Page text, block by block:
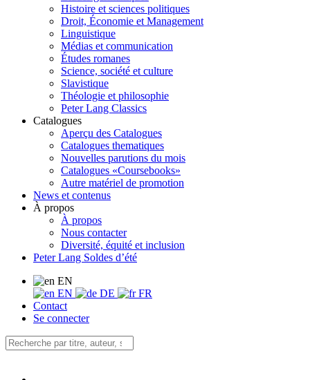
Histoire et sciences politiques
Droit, Économie et Management
Linguistique
Médias et communication
Études romanes
Science, société et culture
Slavistique
Théologie et philosophie
Peter Lang Classics
Catalogues
Aperçu des Catalogues
Catalogues thematiques
Nouvelles parutions du mois
Catalogues «Coursebooks»
Autre matériel de promotion
News et contenus
À propos
À propos
Nous contacter
Diversité, équité et inclusion
Peter Lang Soldes d’été
EN
EN
DE
FR
Contact
Se connecter